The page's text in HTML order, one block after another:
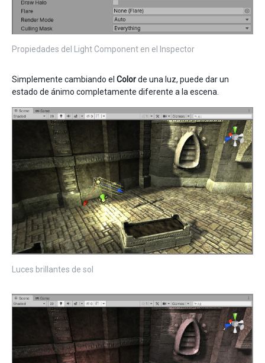
Propiedades del Light Component en el Inspector
Simplemente cambiando el Colorde una luz, puede dar un
estado de ánimo completamente diferente a la escena.
Luces brillantes de sol